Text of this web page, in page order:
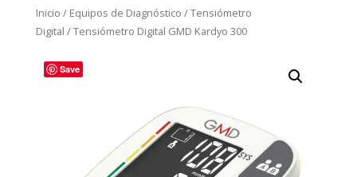
Inicio / Equipos de Diagnóstico /Tensiómetro
Digital / Tensiómetro Digital GMD Kardyo 300
Save